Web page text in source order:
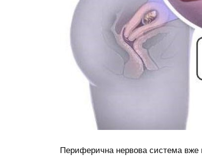
Периферична нервова система вже